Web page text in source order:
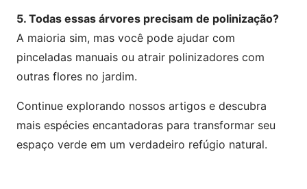
5. Todas essas árvores precisam de polinização?
A maioria sim, mas você pode ajudar com
pinceladas manuais ou atrair polinizadores com
outras flores no jardim.
Continue explorando nossos artigos e descubra
mais espécies encantadoras para transformar seu
espaço verde em um verdadeiro refúgio natural.